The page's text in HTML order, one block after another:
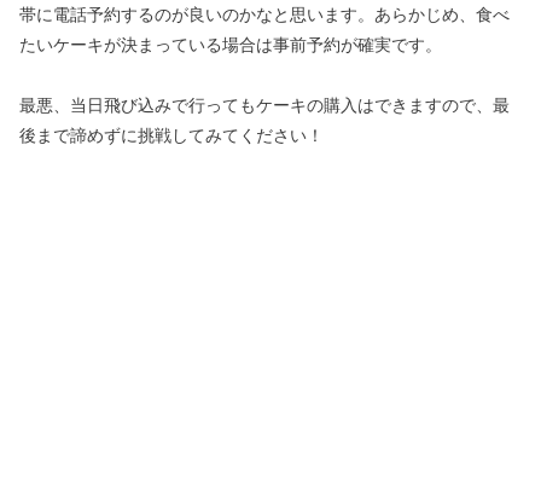
帯に電話予約するのが良いのかなと思います。あらかじめ、食べ
たいケーキが決まっている場合は事前予約が確実です。
最悪、当日飛び込みで行ってもケーキの購入はできますので、最
後まで諦めずに挑戦してみてください！